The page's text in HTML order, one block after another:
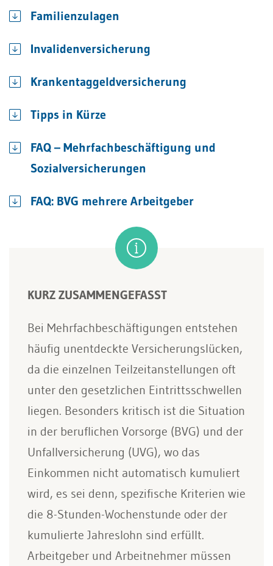
Familienzulagen
Invalidenversicherung
Krankentaggeldversicherung
Tipps in Kürze
FAQ – Mehrfachbeschäftigung und
Sozialversicherungen
FAQ: BVG mehrere Arbeitgeber
KURZ ZUSAMMENGEFASST
Bei Mehrfachbeschäftigungen entstehen
häufig unentdeckte Versicherungslücken,
da die einzelnen Teilzeitanstellungen oft
unter den gesetzlichen Eintrittsschwellen
liegen. Besonders kritisch ist die Situation
in der beruflichen Vorsorge (BVG) und der
Unfallversicherung (UVG), wo das
Einkommen nicht automatisch kumuliert
wird, es sei denn, spezifische Kriterien wie
die 8-Stunden-Wochenstunde oder der
kumulierte Jahreslohn sind erfüllt.
Arbeitgeber und Arbeitnehmer müssen